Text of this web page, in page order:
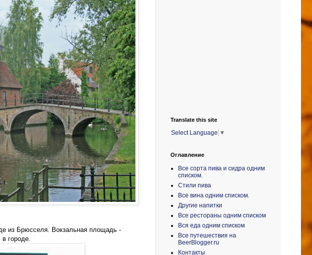
из Брюсселя. Вокзальная площадь -
городе.
Translate this site
Select Language ▼
Оглавление
Все сорта пива и сидра одним
списком.
Стили пива
Все вина одним списком.
Другие напитки
Все рестораны одним списком
Вся еда одним списком
Все путешествия на
BeerBlogger.ru
Контакты